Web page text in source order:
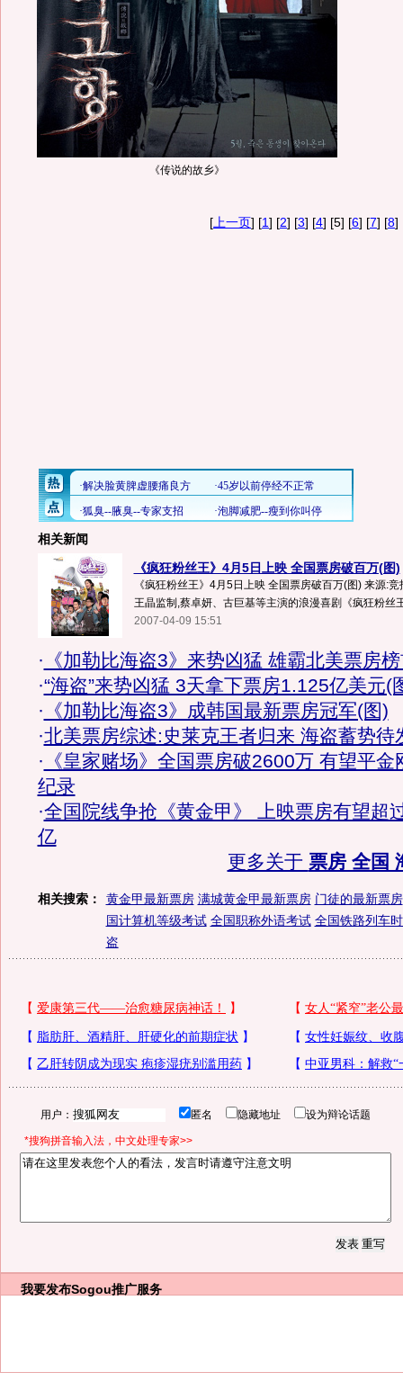
《传说的故乡》
[ 上一页] [1] [2] [3] [4] [5] [6] [7] [8]
相关新闻
《疯狂粉丝王》4月5日上映 全国票房破百万(图)
《疯狂粉丝王》4月5日上映 全国票房破百万(图) 来源:
王晶监制,蔡卓妍、古巨基等主演的浪漫喜剧《疯狂粉丝
2007-04-09 15:51
· 《加勒比海盗3》来势凶猛 雄霸北美票房
·“海盗”来势凶猛 3天拿下票房1.125亿美元(
· 《加勒比海盗3》成韩国最新票房冠军(图)
·北美票房综述:史莱克王者归来 海盗蓄势待
· 《皇家赌场》全国票房破2600万 有望平金
纪录
·全国院线争抢《黄金甲》 上映票房有望超
亿
更多关于 票房 全国
相关搜索： 黄金甲最新票房 满城黄金甲最新票房 门徒的最新票房
国计算机等级考试 全国职称外语考试 全国铁路列车
盗
用户： 匿名 隐藏地址 设为辩论话题
*搜狗拼音输入法，中文处理专家>>
我要发布Sogou推广服务